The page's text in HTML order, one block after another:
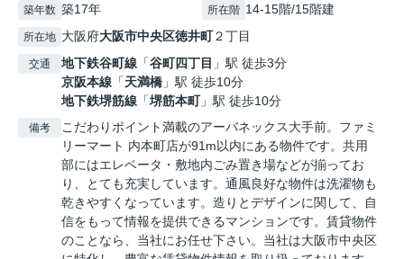
築年数 築17年 所在階 14-15階/15階建
所在地 大阪府大阪市中央区徳井町２丁目
交通 地下鉄谷町線 「谷町四丁目 」駅 徒歩3分
京阪本線 「天満橋 」駅 徒歩10分
地下鉄堺筋線 「堺筋本町」駅 徒歩10分
備考
こだわりポイント満載のアーバネックス大手前。ファミ
リーマート 内本町店が91m以内にある物件です。共用
部にはエレベータ・敷地内ごみ置き場などが揃ってお
り、とても充実しています。通風良好な物件は洗濯物も
乾きやすくなっています。造りとデザインに関して、自
信をもって情報を提供できるマンションです。賃貸物件
のことなら、当社にお任せ下さい。当社は大阪市中央区